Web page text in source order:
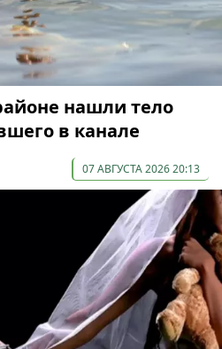
нашли тело
в канале
07 АВГУСТА 2026 20:13